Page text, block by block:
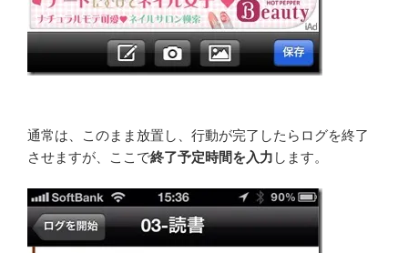
通常は、このまま放置し、行動が完了したらログを終了
させますが、ここで終了予定時間を入力 します。